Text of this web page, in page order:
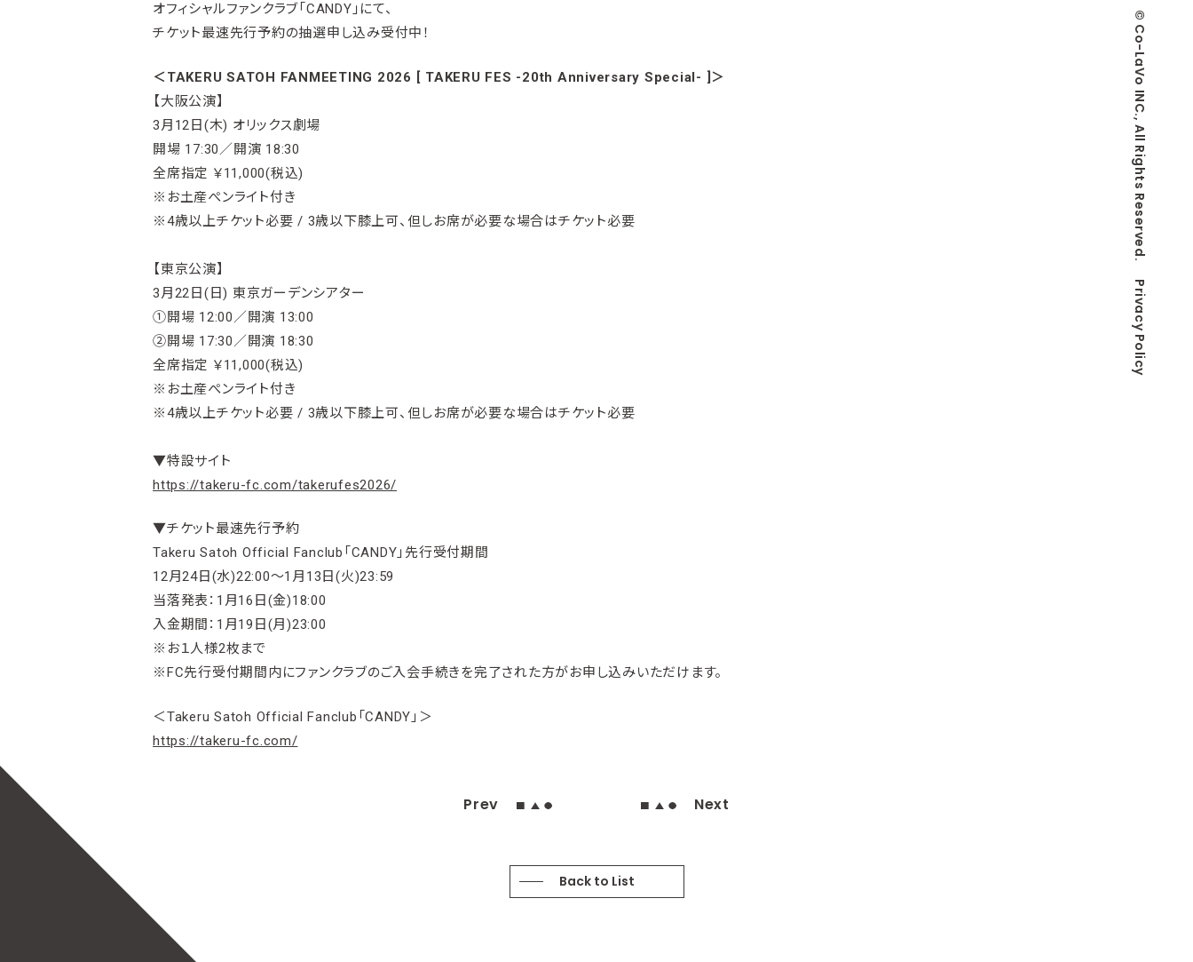
オフィシャルファンクラブ「CANDY」にて、
チケット最速先行予約の抽選申し込み受付中！
＜TAKERU SATOH FANMEETING 2026 [ TAKERU FES -20th Anniversary Special- ]＞
【大阪公演】
3月12日(木) オリックス劇場
開場 17:30／開演 18:30
全席指定 ￥11,000(税込)
※お土産ぺンライト付き
※4歳以上チケット必要 / 3歳以下膝上可、但しお席が必要な場合はチケット必要
【東京公演】
3月22日(日) 東京ガーデンシアター
①開場 12:00／開演 13:00
②開場 17:30／開演 18:30
全席指定 ￥11,000(税込)
※お土産ぺンライト付き
※4歳以上チケット必要 / 3歳以下膝上可、但しお席が必要な場合はチケット必要
▼特設サイト
https://takeru-fc.com/takerufes2026/
▼チケット最速先行予約
Takeru Satoh Official Fanclub「CANDY」先行受付期間
12月24日(水)22:00〜1月13日(火)23:59
当落発表：1月16日(金)18:00
入金期間：1月19日(月)23:00
※お１人様2枚まで
※FC先行受付期間内にファンクラブのご入会手続きを完了された方がお申し込みいただけます。
＜Takeru Satoh Official Fanclub「CANDY」＞
https://takeru-fc.com/
Prev Next
Back to List
© Co-LaVo INC., All Rights Reserved.
Privacy Policy